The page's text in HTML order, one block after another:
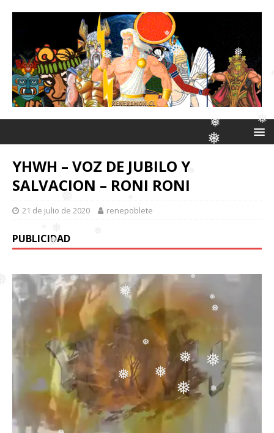
❅❅ ❅❅
❅
❅
❅
❅
❅
❅
❅ ❅
❅
❅
❅
❅ ❅
❅
❅
YHWH – VOZ DE JUBILO Y
SALVACION – RONI RONI
21 de julio de 2020 renepoblete
PUBLICIDAD